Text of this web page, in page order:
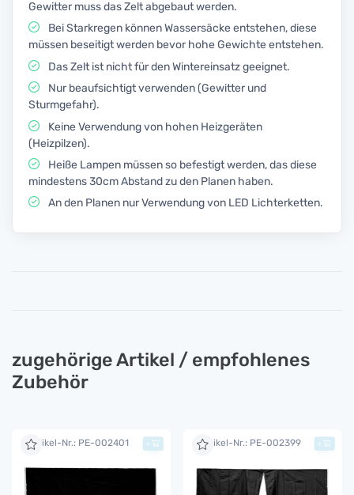
Gewitter muss das Zelt abgebaut werden.
Bei Starkregen können Wassersäcke entstehen, diese
müssen beseitigt werden bevor hohe Gewichte entstehen.
Das Zelt ist nicht für den Wintereinsatz geeignet.
Nur beaufsichtigt verwenden (Gewitter und
Sturmgefahr).
Keine Verwendung von hohen Heizgeräten
(Heizpilzen).
Heiße Lampen müssen so befestigt werden, das diese
mindestens 30cm Abstand zu den Planen haben.
An den Planen nur Verwendung von LED Lichterketten.
zugehörige Artikel / empfohlenes
Zubehör
Artikel-Nr.: PE-002401 + Artikel-Nr.: PE-002399 +